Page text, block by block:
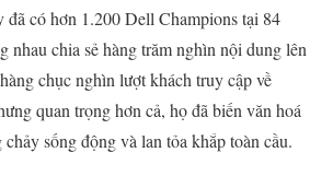
đã có hơn 1.200 Dell Champions tại 84
nhau chia sẻ hàng trăm nghìn nội dung lên
chục nghìn lượt khách truy cập về
quan trọng hơn cả, họ đã biến văn hoá
sống động và lan tỏa khắp toàn cầu.